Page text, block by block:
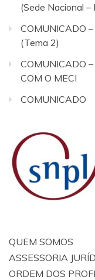
(Sede Nacional –
COMUNICADO
(Tema 2)
COMUNICADO
COM O MECI
COMUNICADO
QUEM SOMOS
ASSESSORIA
ORDEM DOS